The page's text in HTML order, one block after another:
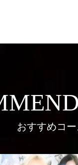
おすすめコー